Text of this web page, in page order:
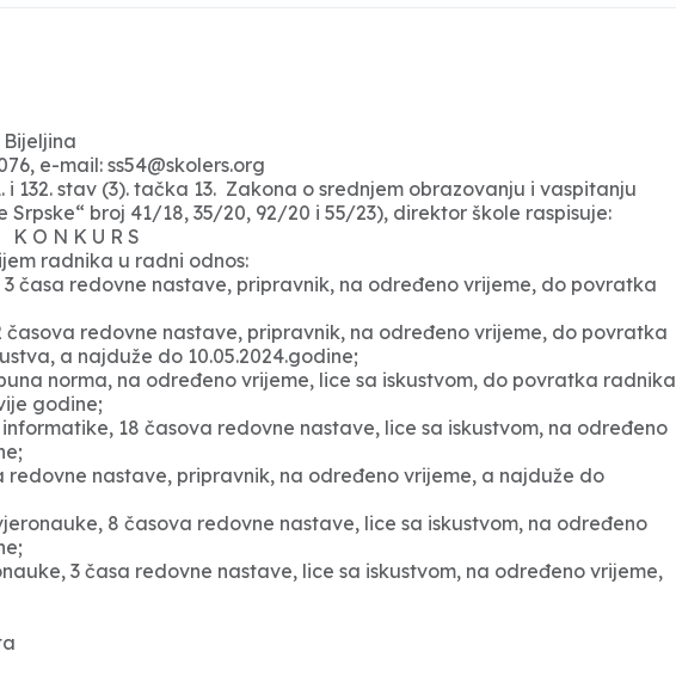
Bijeljina
e-mail: ss54@skolers.org
i 132. stav (3). tačka 13. Zakona o srednjem obrazovanju i vaspitanju
Srpske“ broj 41/18, 35/20, 92/20 i 55/23), direktor škole raspisuje:
R S
u radni odnos:
časa redovne nastave, pripravnik, na određeno vrijeme, do povratka
redovne nastave, pripravnik, na određeno vrijeme, do povratka
a najduže do 10.05.2024.godine;
norma, na određeno vrijeme, lice sa iskustvom, do povratka radnika
godine;
18 časova redovne nastave, lice sa iskustvom, na određeno
nastave, pripravnik, na određeno vrijeme, a najduže do
8 časova redovne nastave, lice sa iskustvom, na određeno
3 časa redovne nastave, lice sa iskustvom, na određeno vrijeme,